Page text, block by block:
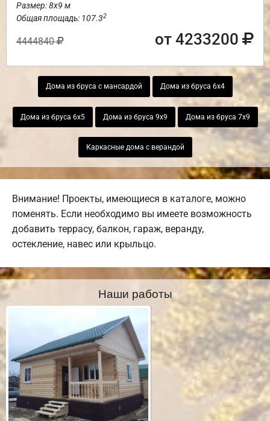
Размер: 8х9 м
Общая площадь: 107.32
4444840 от 4233200
Дома из бруса с мансардой Дома из бруса 6х4
Дома из бруса 6х5 Дома из бруса 9х9 Дома из бруса 7х9
Каркасные дома с верандой
Внимание! Проекты, имеющиеся в каталоге, можно
поменять. Если необходимо вы имеете возможность
добавить террасу, балкон, гараж, веранду,
остекление, навес или крыльцо.
Наши работы